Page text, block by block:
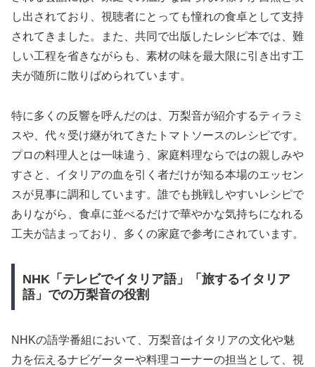
し出されており、視聴者にとっても憧れの食卓として支持
されてきました。また、共同で出版したレシピ本では、難
しい工程を省きながらも、素材の味を最大限に引き出す工
夫が随所に散りばめられています。
特に多くの反響を呼んだのは、万梨音が紹介するティラミ
スや、代々受け継がれてきたトマトソースのレシピです。
プロの料理人とは一味違う、家庭料理ならではの親しみや
すさと、イタリアの血を引く者だけが知る本場のエッセン
スが見事に調和しています。誰でも挑戦しやすいレシピで
ありながら、食卓に並べるだけで華やかな気持ちになれる
工夫が詰まっており、多くの家庭で参考にされています。
NHK「テレビでイタリア語」「旅するイタリア
語」での万梨音の役割
NHKの語学番組において、万梨音はイタリアの文化や魅
力を伝えるナビゲーターや料理コーナーの担当として、視